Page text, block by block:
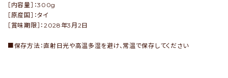
［内容量］：300g
［原産国］：タイ
［賞味期限］：2028年3月2日
■保存方法：直射日光や高温多湿を避け、常温で保存してください